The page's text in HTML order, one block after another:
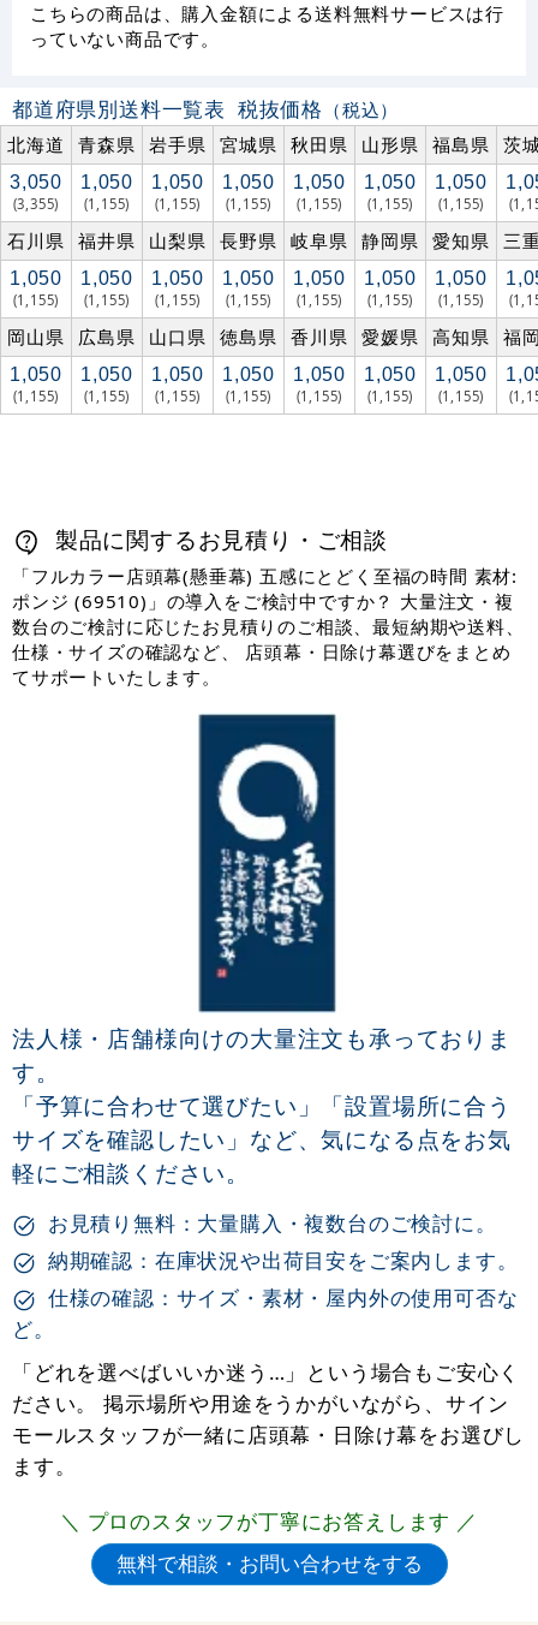
こちらの商品は、購入金額による送料無料サービスは行
っていない商品です。
都道府県別送料一覧表 税抜価格 （税込）
北海道
青森県 岩手県 宮城県 秋田県 山形県 福島県 茨
3,050
(3,355)
1,050
(1,155)
1,050
(1,155)
1,050
(1,155)
1,050
(1,155)
1,050
(1,155)
1,050
(1,155)
石川県 福井県 山梨県 長野県 岐阜県 静岡県 愛知県 三
1,050
(1,155)
1,050
(1,155)
1,050
(1,155)
1,050
(1,155)
1,050
(1,155)
1,050
(1,155)
1,050
(1,155)
岡山県 広島県 山口県 徳島県 香川県 愛媛県 高知県 福
1,050
(1,155)
1,050
(1,155)
1,050
(1,155)
1,050
(1,155)
1,050
(1,155)
1,050
(1,155)
1,050
(1,155)
製品に関するお見積り・ご相談
「フルカラー店頭幕(懸垂幕) 五感にとどく至福の時間 素材:
ポンジ (69510)」の導入をご検討中ですか？ 大量注文・複
数台のご検討に応じたお見積りのご相談、最短納期や送料、
仕様・サイズの確認など、 店頭幕・日除け幕選びをまとめ
てサポートいたします。
法人様・店舗様向けの大量注文も承っておりま
す。
「予算に合わせて選びたい」「設置場所に合う
サイズを確認したい」など、気になる点をお気
軽にご相談ください。
お見積り無料：大量購入・複数台のご検討に。
納期確認：在庫状況や出荷目安をご案内します。
仕様の確認：サイズ・素材・屋内外の使用可否な
ど。
「どれを選べばいいか迷う…」という場合もご安心く
ださい。 掲示場所や用途をうかがいながら、サイン
モールスタッフが一緒に店頭幕・日除け幕をお選びし
ます。
＼ プロのスタッフが丁寧にお答えします ／